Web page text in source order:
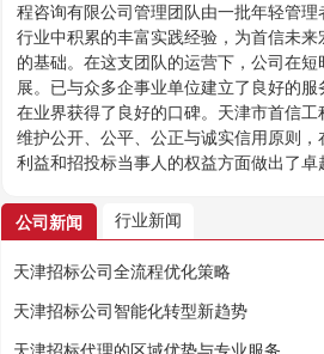
程咨询有限公司管理团队由一批年轻管
行业中积累的丰富实践经验，为首信未
的基础。在这支团队的运营下，公司在
展。已与众多企事业单位建立了良好的
在业界获得了良好的口碑。天津市首信工
维护公开、公平、公正与诚实信用原则
利益和招投标当事人的权益方面做出了卓
公司新闻 行业新闻
天津招标公司全流程优化策略
天津招标公司智能化转型新趋势